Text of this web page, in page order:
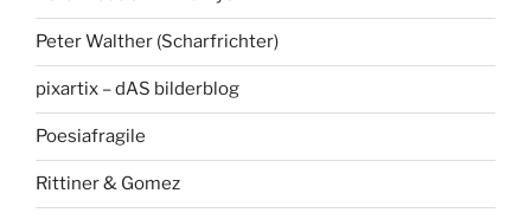
Peter Walther (Scharfrichter)
pixartix – dAS bilderblog
Poesiafragile
Rittiner & Gomez